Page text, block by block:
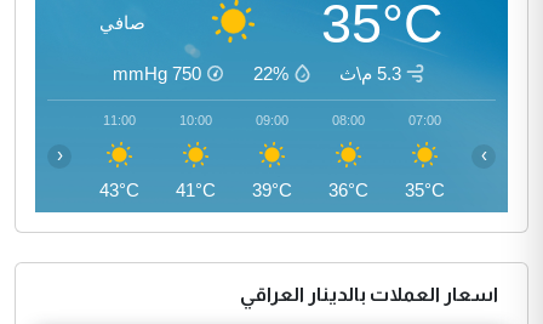
35°C صافي
5.3 م\ث 22%
750
mmHg
07:00
35°C
08:00
36°C
09:00
39°C
10:00
41°C
11:00
43°C
‹ ›
اسعار العملات بالدينار العراقي